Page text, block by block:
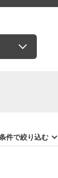
件で絞り込む